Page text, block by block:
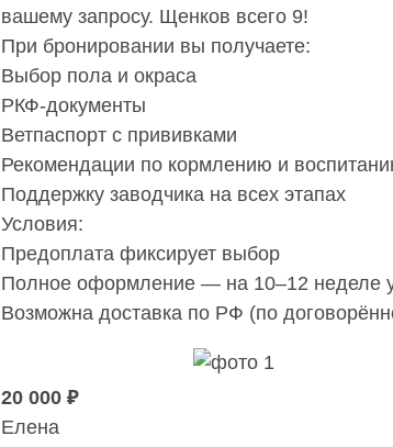
вашему запросу. Щенков всего 9!
При бронировании вы получаете:
Выбор пола и окраса
РКФ-документы
Ветпаспорт с прививками
Рекомендации по кормлению и
Поддержку заводчика на всех этапах
Условия:
Предоплата фиксирует выбор
Полное оформление — на 10–12 неделе
Возможна доставка по РФ (по
20 000 ₽
Елена